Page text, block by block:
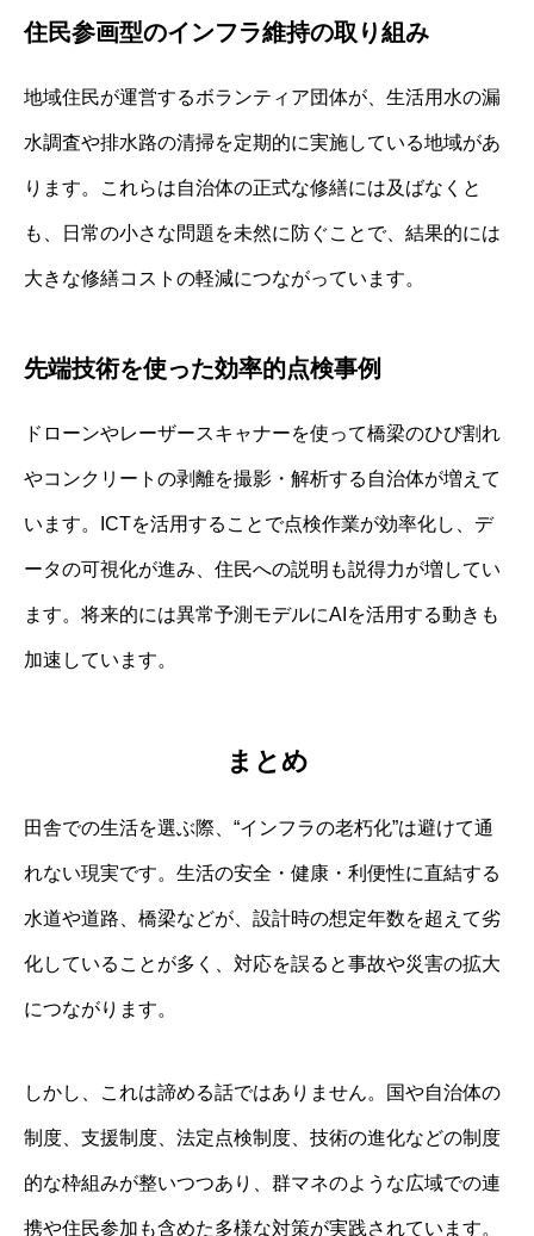
住民参画型のインフラ維持の取り組み
地域住民が運営するボランティア団体が、生活用水の漏
水調査や排水路の清掃を定期的に実施している地域があ
ります。これらは自治体の正式な修繕には及ばなくと
も、日常の小さな問題を未然に防ぐことで、結果的には
大きな修繕コストの軽減につながっています。
先端技術を使った効率的点検事例
ドローンやレーザースキャナーを使って橋梁のひび割れ
やコンクリートの剥離を撮影・解析する自治体が増えて
います。ICTを活用することで点検作業が効率化し、デ
ータの可視化が進み、住民への説明も説得力が増してい
ます。将来的には異常予測モデルにAIを活用する動きも
加速しています。
まとめ
田舎での生活を選ぶ際、“インフラの老朽化”は避けて通
れない現実です。生活の安全・健康・利便性に直結する
水道や道路、橋梁などが、設計時の想定年数を超えて劣
化していることが多く、対応を誤ると事故や災害の拡大
につながります。
しかし、これは諦める話ではありません。国や自治体の
制度、支援制度、法定点検制度、技術の進化などの制度
的な枠組みが整いつつあり、群マネのような広域での連
携や住民参加も含めた多様な対策が実践されています。